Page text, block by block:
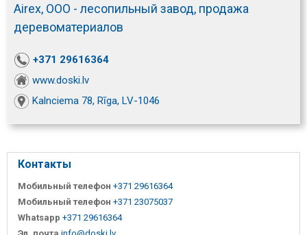
Airex, ООО - лесопильный завод, продажа
деревоматериалов
+371 29616364
www.doski.lv
Kalnciema 78, Rīga, LV-1046
Контакты
Мобильный телефон +371 29616364
Мобильный телефон +371 23075037
Whatsapp +371 29616364